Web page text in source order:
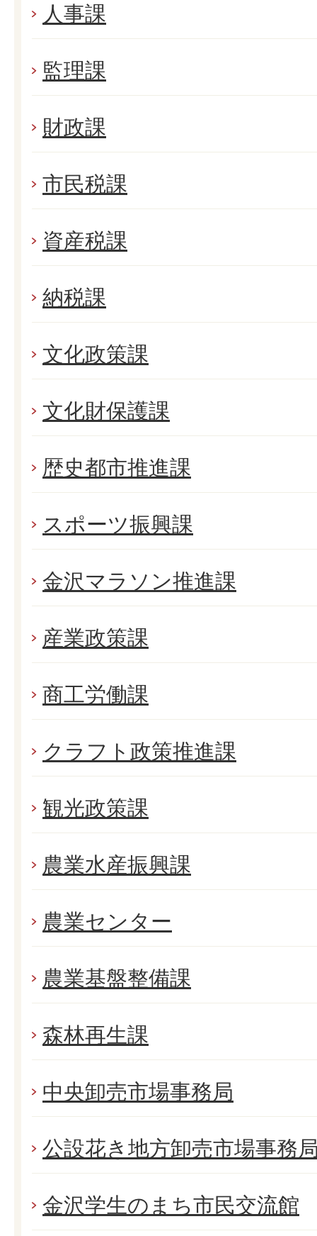
人事課
監理課
財政課
市民税課
資産税課
納税課
文化政策課
文化財保護課
歴史都市推進課
スポーツ振興課
金沢マラソン推進課
産業政策課
商工労働課
クラフト政策推進課
観光政策課
農業水産振興課
農業センター
農業基盤整備課
森林再生課
中央卸売市場事務局
公設花き地方卸売市場事務
金沢学生のまち市民交流館